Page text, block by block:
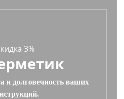
3%
и долговечность ваших